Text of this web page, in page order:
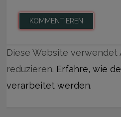
Diese Website verwendet
reduzieren. Erfahre, wie
verarbeitet werden.